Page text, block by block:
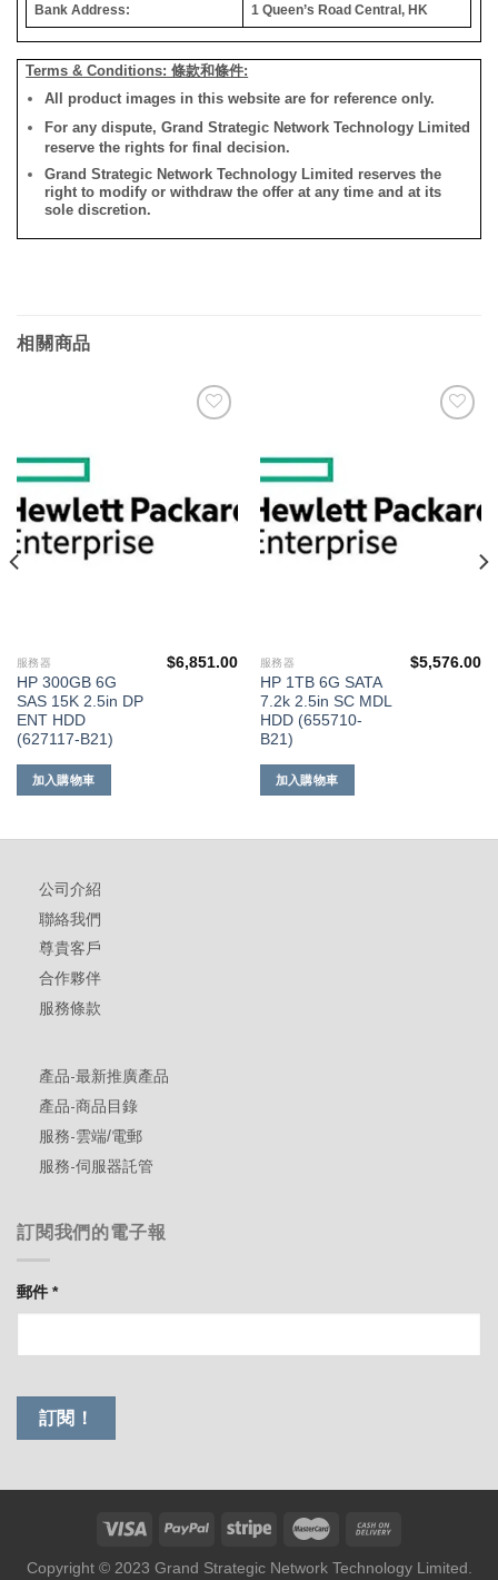
Bank Address:
1 Queen’s Road Central, HK
Terms & Conditions: 條款和條件:
All product images in this website are for reference only.
For any dispute, Grand Strategic Network Technology Limited
reserve the rights for final decision.
Grand Strategic Network Technology Limited reserves the
right to modify or withdraw the offer at any time and at its
sole discretion.
相關商品
服務器
HP 300GB 6G
SAS 15K 2.5in DP
ENT HDD
(627117-B21)
$6,851.00
加入購物車
服務器
HP 1TB 6G SATA
7.2k 2.5in SC MDL
HDD (655710-
B21)
$5,576.00
加入購物車
公司介紹
聯絡我們
尊貴客戶
合作夥伴
服務條款
產品-最新推廣產品
產品-商品目錄
服務-雲端/電郵
服務-伺服器託管
訂閱我們的電子報
郵件*
Copyright © 2023 Grand Strategic Network Technology Limited.